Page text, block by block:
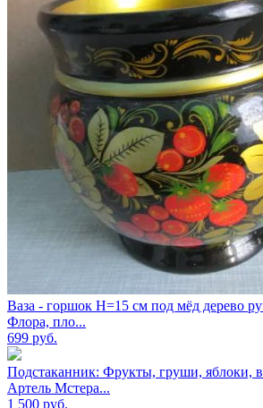
Ваза - горшок Н=15 см под мёд дерево
Флора, пло...
699 руб.
Подстаканник: Фрукты, груши, яблоки,
Артель Мстера...
1 500 руб.